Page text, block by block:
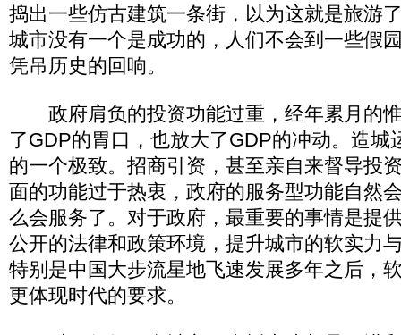
捣出一些仿古建筑一条街，以为这就是旅游
城市没有一个是成功的，人们不会到一些假
凭吊历史的回响。
政府肩负的投资功能过重，经年累月的
了GDP的胃口，也放大了GDP的冲动。造城
的一个极致。招商引资，甚至亲自来督导投
面的功能过于热衷，政府的服务型功能自然
么会服务了。对于政府，最重要的事情是提
公开的法律和政策环境，提升城市的软实力
特别是中国大步流星地飞速发展多年之后，
更体现时代的要求。